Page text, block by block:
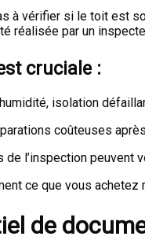
à vérifier si le toit est
réalisée par un
cruciale :
isolation
coûteuses après
de l’inspection peuvent
ce que vous
de